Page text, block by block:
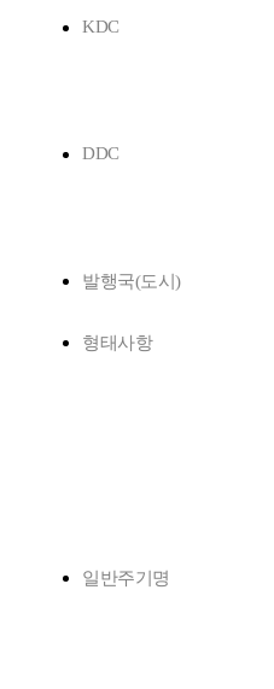
KDC
DDC
발행국(도시)
형태사항
일반주기명